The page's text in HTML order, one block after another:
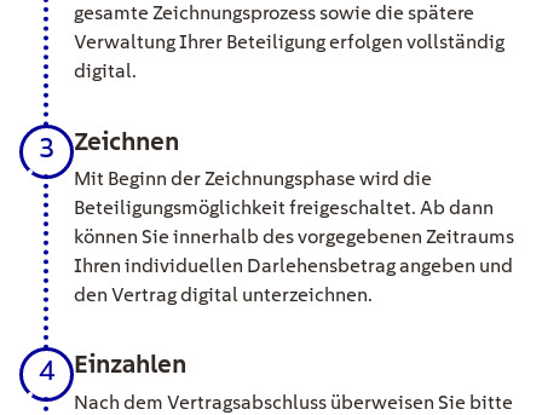
gesamte Zeichnungsprozess sowie die spätere
Verwaltung Ihrer Beteiligung erfolgen vollständig
digital.
3 Zeichnen
Mit Beginn der Zeichnungsphase wird die
Beteiligungsmöglichkeit freigeschaltet. Ab dann
können Sie innerhalb des vorgegebenen Zeitraums
Ihren individuellen Darlehensbetrag angeben und
den Vertrag digital unterzeichnen.
4 Einzahlen
Nach dem Vertragsabschluss überweisen Sie bitte